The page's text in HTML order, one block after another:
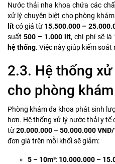
Nước thải nha khoa chứa các
xử lý chuyên biệt cho phòng
lítcó giá từ 15.500.000 –
suất 500 – 1.000 lít, chi phí sẽ là
hệ thống. Việc này giúp kiểm
2.3. Hệ thống
cho phòng
Phòng khám đa khoa phát sinh
hơn. Hệ thống xử lý nước thải y tế
từ20.000.000 – 50.000.000
đơn giá trên mỗi khối sẽ giảm:
5 – 10m³: 10.000.000 –